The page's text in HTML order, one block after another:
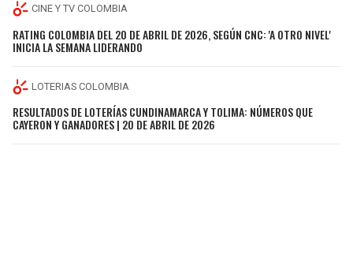
CINE Y TV COLOMBIA
RATING COLOMBIA DEL 20 DE ABRIL DE 2026, SEGÚN CNC: 'A OTRO NIVEL'
INICIA LA SEMANA LIDERANDO
LOTERIAS COLOMBIA
RESULTADOS DE LOTERÍAS CUNDINAMARCA Y TOLIMA: NÚMEROS QUE
CAYERON Y GANADORES | 20 DE ABRIL DE 2026